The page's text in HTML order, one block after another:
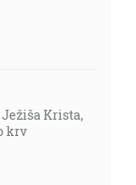
Krista,
krv